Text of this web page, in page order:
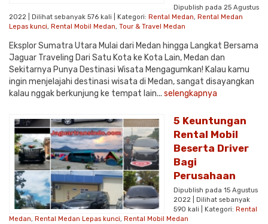
Dipublish pada 25 Agustus
2022 | Dilihat sebanyak 576 kali | Kategori: Rental Medan, Rental Medan
Lepas kunci, Rental Mobil Medan, Tour & Travel Medan
Eksplor Sumatra Utara Mulai dari Medan hingga Langkat Bersama
Jaguar Traveling Dari Satu Kota ke Kota Lain, Medan dan
Sekitarnya Punya Destinasi Wisata Mengagumkan! Kalau kamu
ingin menjelajahi destinasi wisata di Medan, sangat disayangkan
kalau nggak berkunjung ke tempat lain... selengkapnya
5 Keuntungan
Rental Mobil
Beserta Driver
Bagi
Perusahaan
Dipublish pada 15 Agustus
2022 | Dilihat sebanyak
590 kali | Kategori: Rental
Medan, Rental Medan Lepas kunci, Rental Mobil Medan